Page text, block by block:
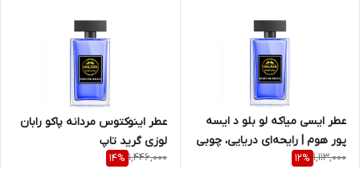
عطر ایسی میاکه لو بلو د ایسه
پور هوم | رایحه‌ای دریایی، چوبی
و خنک
1,113,000
12%
عطر اینوکتوس مردانه پاکو رابان
لوزی گرید تاپ
1,446,000
14%